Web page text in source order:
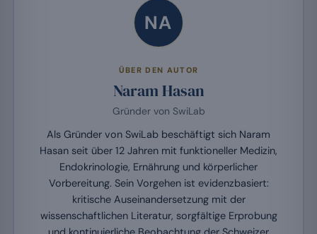
NA
ÜBER DEN AUTOR
Naram Hasan
Gründer von SwiLab
Als Gründer von SwiLab beschäftigt sich Naram
Hasan seit über 12 Jahren mit funktioneller Medizin,
Endokrinologie, Ernährung und körperlicher
Vorbereitung. Sein Vorgehen ist evidenzbasiert:
kritische Auseinandersetzung mit der
wissenschaftlichen Literatur, sorgfältige Erprobung